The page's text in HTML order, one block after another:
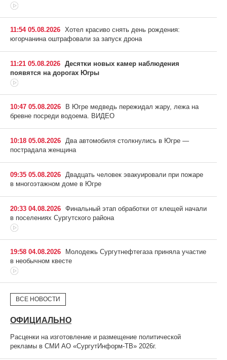
11:54 05.08.2026 Хотел красиво снять день рождения:
югорчанина оштрафовали за запуск дрона
11:21 05.08.2026 Десятки новых камер наблюдения
появятся на дорогах Югры
10:47 05.08.2026
В Югре медведь пережидал жару, лежа на
бревне посреди водоема. ВИДЕО
10:18 05.08.2026
Два автомобиля столкнулись в Югре —
пострадала женщина
09:35 05.08.2026
Двадцать человек эвакуировали при пожаре
в многоэтажном доме в Югре
20:33 04.08.2026 Финальный этап обработки от клещей начали
в поселениях Сургутского района
19:58 04.08.2026
Молодежь Сургутнефтегаза приняла участие
в необычном квесте
ВСЕ НОВОСТИ
ОФИЦИАЛЬНО
Расценки на изготовление и размещение политической
рекламы в СМИ АО «СургутИнформ-ТВ» 2026г.